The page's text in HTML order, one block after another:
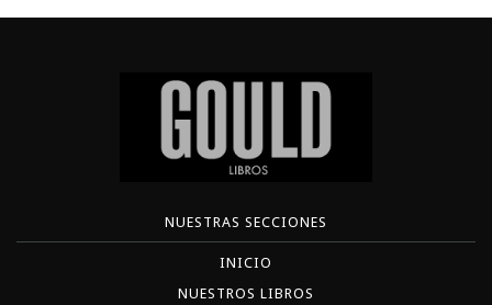
NUESTRAS SECCIONES
INICIO
NUESTROS LIBROS